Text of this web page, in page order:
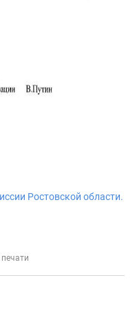
Ростовской области.